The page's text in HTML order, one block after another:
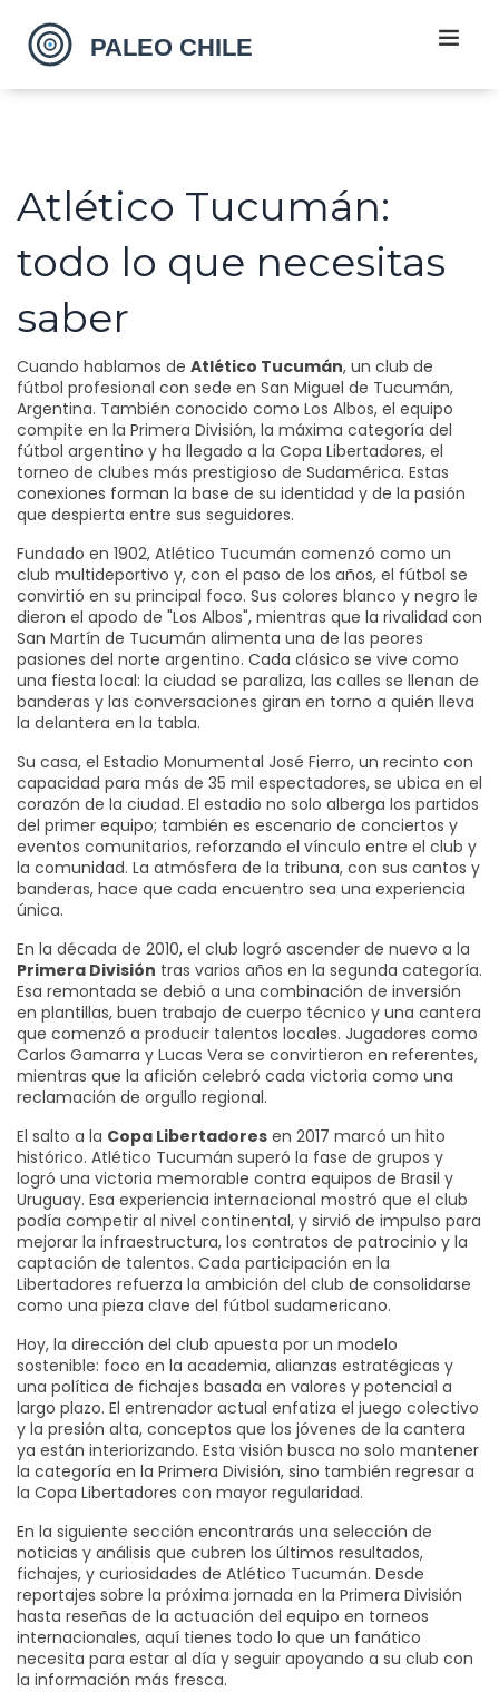
Atlético Tucumán:
todo lo que necesitas
saber
Cuando hablamos de Atlético Tucumán, un club de
fútbol profesional con sede en San Miguel de Tucumán,
Argentina. También conocido como Los Albos, el equipo
compite en la Primera División, la máxima categoría del
fútbol argentino y ha llegado a la Copa Libertadores, el
torneo de clubes más prestigioso de Sudamérica. Estas
conexiones forman la base de su identidad y de la pasión
que despierta entre sus seguidores.
Fundado en 1902, Atlético Tucumán comenzó como un
club multideportivo y, con el paso de los años, el fútbol se
convirtió en su principal foco. Sus colores blanco y negro le
dieron el apodo de "Los Albos", mientras que la rivalidad con
San Martín de Tucumán alimenta una de las peores
pasiones del norte argentino. Cada clásico se vive como
una fiesta local: la ciudad se paraliza, las calles se llenan de
banderas y las conversaciones giran en torno a quién lleva
la delantera en la tabla.
Su casa, el Estadio Monumental José Fierro, un recinto con
capacidad para más de 35 mil espectadores, se ubica en el
corazón de la ciudad. El estadio no solo alberga los partidos
del primer equipo; también es escenario de conciertos y
eventos comunitarios, reforzando el vínculo entre el club y
la comunidad. La atmósfera de la tribuna, con sus cantos y
banderas, hace que cada encuentro sea una experiencia
única.
En la década de 2010, el club logró ascender de nuevo a la
Primera División tras varios años en la segunda categoría.
Esa remontada se debió a una combinación de inversión
en plantillas, buen trabajo de cuerpo técnico y una cantera
que comenzó a producir talentos locales. Jugadores como
Carlos Gamarra y Lucas Vera se convirtieron en referentes,
mientras que la afición celebró cada victoria como una
reclamación de orgullo regional.
El salto a la Copa Libertadores en 2017 marcó un hito
histórico. Atlético Tucumán superó la fase de grupos y
logró una victoria memorable contra equipos de Brasil y
Uruguay. Esa experiencia internacional mostró que el club
podía competir al nivel continental, y sirvió de impulso para
mejorar la infraestructura, los contratos de patrocinio y la
captación de talentos. Cada participación en la
Libertadores refuerza la ambición del club de consolidarse
como una pieza clave del fútbol sudamericano.
Hoy, la dirección del club apuesta por un modelo
sostenible: foco en la academia, alianzas estratégicas y
una política de fichajes basada en valores y potencial a
largo plazo. El entrenador actual enfatiza el juego colectivo
y la presión alta, conceptos que los jóvenes de la cantera
ya están interiorizando. Esta visión busca no solo mantener
la categoría en la Primera División, sino también regresar a
la Copa Libertadores con mayor regularidad.
En la siguiente sección encontrarás una selección de
noticias y análisis que cubren los últimos resultados,
fichajes, y curiosidades de Atlético Tucumán. Desde
reportajes sobre la próxima jornada en la Primera División
hasta reseñas de la actuación del equipo en torneos
internacionales, aquí tienes todo lo que un fanático
necesita para estar al día y seguir apoyando a su club con
la información más fresca.